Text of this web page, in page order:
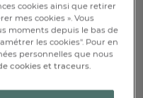
CHF. 8.-
cookies ainsi que retirer
mes cookies ». Vous
moments depuis le bas de
les cookies". Pour en
personnelles que nous
cookies et traceurs.